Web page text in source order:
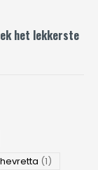
het lekkerste
(1)